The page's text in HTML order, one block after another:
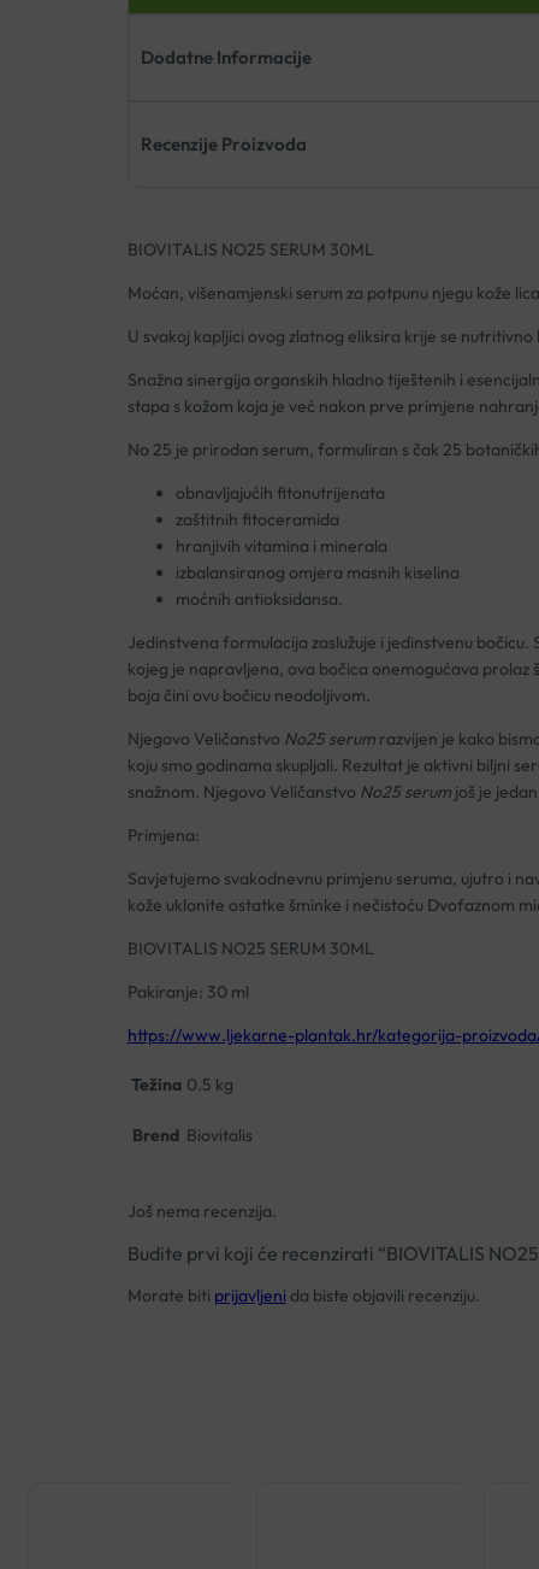
Dodatne Informacije
Recenzije Proizvoda
BIOVITALIS NO25 SERUM 30ML
Moćan, višenamjenski serum za potpunu njegu kože lica
U svakoj kapljici ovog zlatnog eliksira krije se
Snažna sinergija organskih hladno tiještenih i
stapa s kožom koja je već nakon prve primjene
No 25 je prirodan serum, formuliran s čak 25
obnavljajućih fitonutrijenata
zaštitnih fitoceramida
hranjivih vitamina i minerala
izbalansiranog omjera masnih kiselina
moćnih antioksidansa.
Jedinstvena formulacija zaslužuje i jedinstvenu
kojeg je napravljena, ova bočica onemogućava
boja čini ovu bočicu neodoljivom.
Njegovo Veličanstvo No25 serumrazvijen je kako
koju smo godinama skupljali. Rezultat je aktivni biljni
snažnom. Njegovo Veličanstvo No25 serumjoš je
Primjena:
Savjetujemo svakodnevnu primjenu seruma, ujutro i
kože uklonite ostatke šminke i nečistoću Dvofaznom
BIOVITALIS NO25 SERUM 30ML
Pakiranje: 30 ml
https://www.ljekarne-plantak.hr/kategorija-
Težina 0.5 kg
Brend Biovitalis
Još nema recenzija.
Budite prvi koji će recenzirati “BIOVITALIS
Morate biti prijavljeni da biste objavili recenziju.